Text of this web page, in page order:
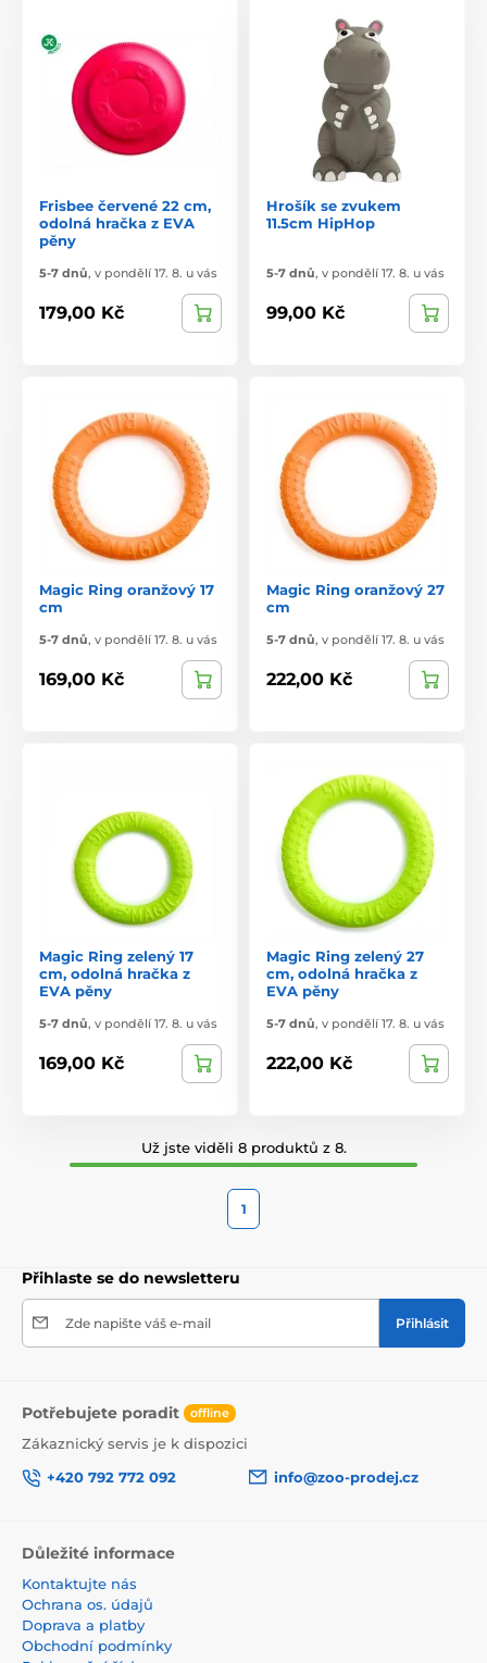
Frisbee červené 22 cm,
odolná hračka z EVA
pěny
5-7 dnů, v pondělí 17. 8. u vás
179,00 Kč
Hrošík se zvukem
11.5cm HipHop
5-7 dnů, v pondělí 17. 8. u vás
99,00 Kč
Magic Ring oranžový 17
cm
5-7 dnů, v pondělí 17. 8. u vás
169,00 Kč
Magic Ring oranžový 27
cm
5-7 dnů, v pondělí 17. 8. u vás
222,00 Kč
Magic Ring zelený 17
cm, odolná hračka z
EVA pěny
5-7 dnů, v pondělí 17. 8. u vás
169,00 Kč
Magic Ring zelený 27
cm, odolná hračka z
EVA pěny
5-7 dnů, v pondělí 17. 8. u vás
222,00 Kč
Už jste viděli 8 produktů z 8.
1
Přihlaste se do newsletteru
Zde napište váš e-mail Přihlásit
Potřebujete poradit offline
Zákaznický servis je k dispozici
+420 792 772 092
info@zoo-prodej.cz
Důležité informace
Kontaktujte nás
Ochrana os. údajů
Doprava a platby
Obchodní podmínky